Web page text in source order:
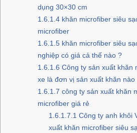
dụng 30×30 cm
1.6.1.4 khăn microfiber siêu
microfiber
1.6.1.5 khăn microfiber siêu
nghiệp có giá cả thế nào ?
1.6.1.6 Công ty sản xuất khăn
xe là đơn vị sản xuất khăn nào
1.6.1.7 công ty sản xuất khăn
microfiber giá rẻ
1.6.1.7.1 Công ty anh khôi
xuất khăn microfiber siêu